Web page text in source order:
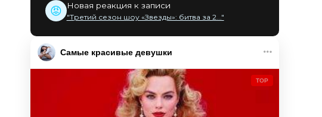
😡 Новая реакция к записи
"Третий сезон шоу «Звезды»: битва за 2..."
Самые красивые девушки
TOP